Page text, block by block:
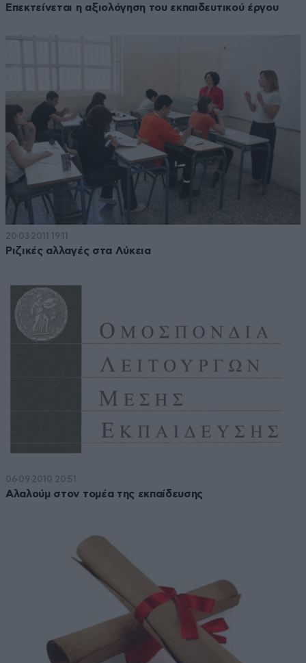
Επεκτείνεται η αξιολόγηση του εκπαιδευτικού έργου
20·03·2011 19:11
Ριζικές αλλαγές στα Λύκεια
06·09·2010 20:51
Αλαλούμ στον τομέα της εκπαίδευσης